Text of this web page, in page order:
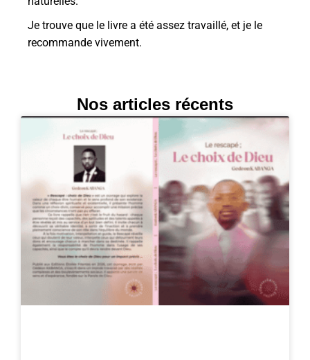
Je trouve que le livre a été assez travaillé, et je le
recommande vivement.
Nos articles récents